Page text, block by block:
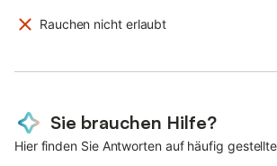
Rauchen nicht erlaubt
Sie brauchen Hilfe?
Hier finden Sie Antworten auf häufig